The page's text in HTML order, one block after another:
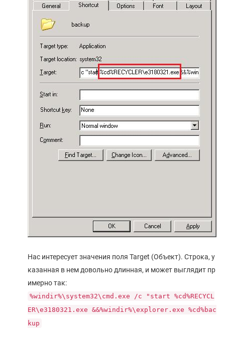
Нас интересует значения поля Target (Объект). Строка, у
казанная в нем довольно длинная, и может выглядит пр
имерно так:
%windir%\system32\cmd.exe /c "start %cd%RECYCL
ER\e3180321.exe &&%windir%\explorer.exe %cd%bac
kup